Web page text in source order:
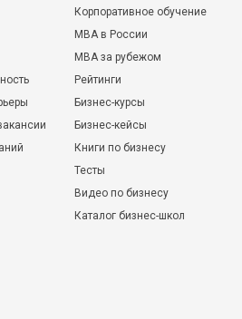
Корпоративное обучение
MBA в России
MBA за рубежом
Рейтинги
Бизнес-курсы
Бизнес-кейсы
Книги по бизнесу
Тесты
Видео по бизнесу
Каталог бизнес-школ